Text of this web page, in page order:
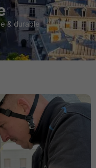
& durable